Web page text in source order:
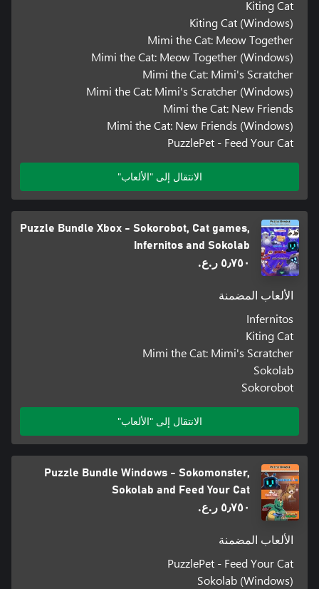
Kiting Cat
Kiting Cat (Windows)
Mimi the Cat: Meow Together
Mimi the Cat: Meow Together (Windows)
Mimi the Cat: Mimi's Scratcher
Mimi the Cat: Mimi's Scratcher (Windows)
Mimi the Cat: New Friends
Mimi the Cat: New Friends (Windows)
PuzzlePet - Feed Your Cat
الانتقال إلى "الألعاب"
Puzzle Bundle Xbox - Sokorobot, Cat games,
Infernitos and Sokolab
٥٫٧٥٠ ر.ع.‏
الألعاب المضمنة
Infernitos
Kiting Cat
Mimi the Cat: Mimi's Scratcher
Sokolab
Sokorobot
الانتقال إلى "الألعاب"
Puzzle Bundle Windows - Sokomonster,
Sokolab and Feed Your Cat
٥٫٧٥٠ ر.ع.‏
الألعاب المضمنة
PuzzlePet - Feed Your Cat
Sokolab (Windows)